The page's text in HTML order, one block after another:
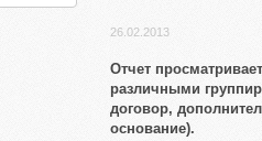
26.02.2013
Отчет
различными
договор,
основание).